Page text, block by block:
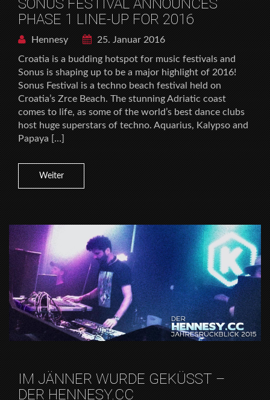
SONUS FESTIVAL ANNOUNCES
PHASE 1 LINE-UP FOR 2016
Hennesy
25. Januar 2016
Croatia is a budding hotspot for music festivals and
Sonus is shaping up to be a major highlight of 2016!
Sonus Festival is a techno beach festival held on
Croatia’s Zrce Beach. The stunning Adriatic coast
comes to life, as some of the world’s best dance clubs
host huge superstars of techno. Aquarius, Kalypso and
Papaya […]
Weiter
IM JÄNNER WURDE GEKÜSST –
DER HENNESY.CC